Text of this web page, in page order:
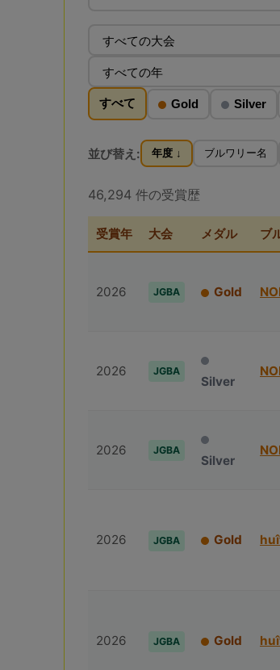
すべて Gold Silver
並び替え: 年度 ↓ ブルワリー名
46,294 件の受賞歴
受賞年 大会 メダル ブ
2026 JGBA Gold
2026 JGBA
Silver
2026 JGBA
Silver
2026 JGBA Gold
2026 JGBA Gold